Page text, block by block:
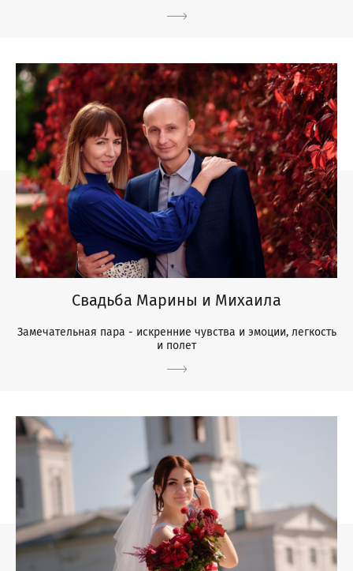
Свадьба Марины и Михаила
Замечательная пара - искренние чувства и эмоции, легкость
и полет